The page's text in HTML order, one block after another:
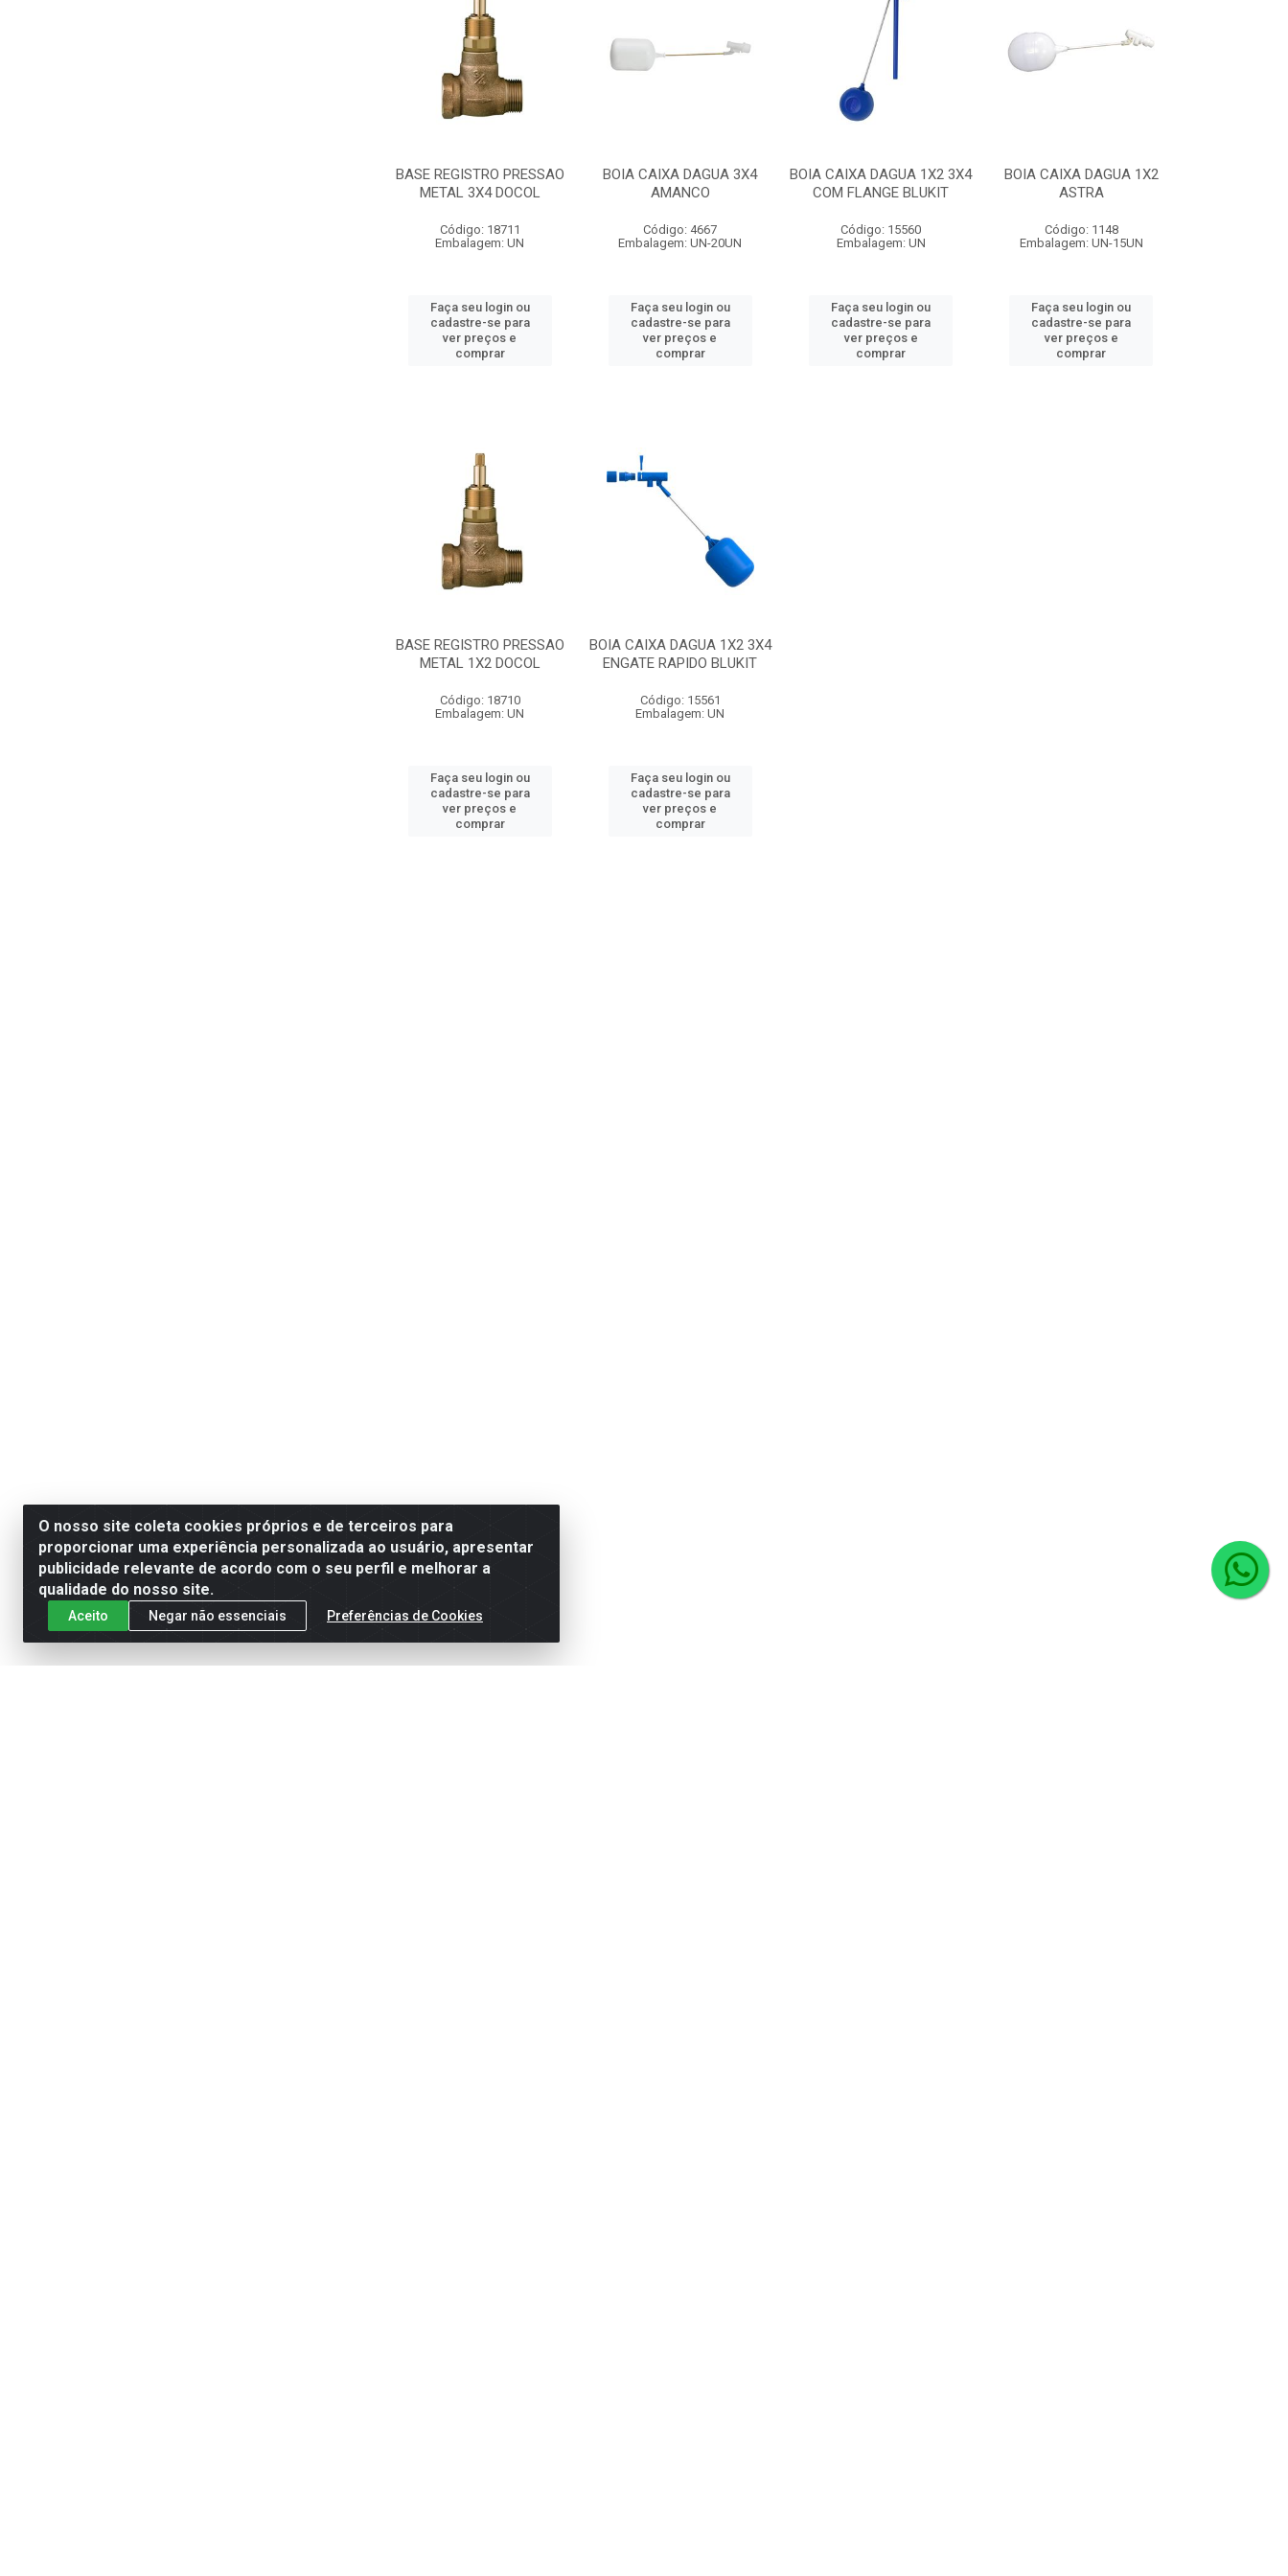
BASE REGISTRO PRESSAO
METAL 3X4 DOCOL
Código: 18711
Embalagem: UN
Faça seu login ou
cadastre-se para
ver preços e
comprar
BOIA CAIXA DAGUA 3X4
AMANCO
Código: 4667
Embalagem: UN-20UN
Faça seu login ou
cadastre-se para
ver preços e
comprar
BOIA CAIXA DAGUA 1X2 3X4
COM FLANGE BLUKIT
Código: 15560
Embalagem: UN
Faça seu login ou
cadastre-se para
ver preços e
comprar
BOIA CAIXA DAGUA 1X2
ASTRA
Código: 1148
Embalagem: UN-15UN
Faça seu login ou
cadastre-se para
ver preços e
comprar
BASE REGISTRO PRESSAO
METAL 1X2 DOCOL
Código: 18710
Embalagem: UN
Faça seu login ou
cadastre-se para
ver preços e
comprar
BOIA CAIXA DAGUA 1X2 3X4
ENGATE RAPIDO BLUKIT
Código: 15561
Embalagem: UN
Faça seu login ou
cadastre-se para
ver preços e
comprar
O nosso site coleta cookies próprios e de terceiros para
proporcionar uma experiência personalizada ao usuário, apresentar
publicidade relevante de acordo com o seu perfil e melhorar a
qualidade do nosso site.
Aceito Negar não essenciais Preferências de Cookies